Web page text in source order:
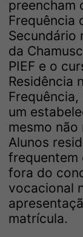
preencham
Frequência
Secundário
da
PIEF e o
Residência
um
mesmo
Alunos
frequentem
fora do
vocacional
matrícula.